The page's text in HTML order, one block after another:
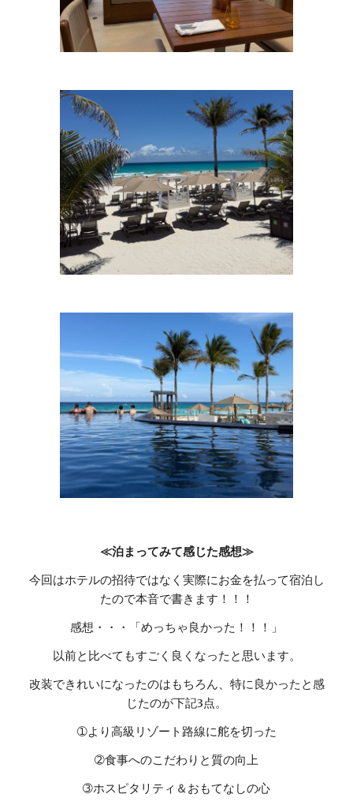
≪泊まってみて感じた感想≫
今回はホテルの招待ではなく実際にお金を払って宿泊し
たので本音で書きます！！！
感想・・・「めっちゃ良かった！！！」
以前と比べてもすごく良くなったと思います。
改装できれいになったのはもちろん、特に良かったと感
じたのが下記3点。
➀より高級リゾート路線に舵を切った
➁食事へのこだわりと質の向上
➂ホスピタリティ＆おもてなしの心